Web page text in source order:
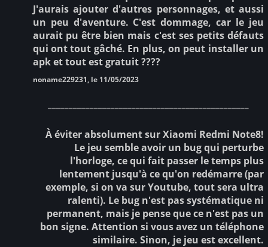
J'aurais ajouter d'autres personnages, et aussi
un peu d'aventure. C'est dommage, car le jeu
aurait pu être bien mais c'est ses petits défauts
qui ont tout gâché. En plus, on peut installer un
apk et tout est gratuit ????
noname229231, le 11/05/2023
À éviter absolument sur Xiaomi Redmi Note8!
Le jeu semble avoir un bug qui perturbe
l'horloge, ce qui fait passer le temps plus
lentement jusqu'à ce qu'on redémarre (par
exemple, si on va sur Youtube, tout sera ultra
ralenti). Le bug n'est pas systématique ni
permanent, mais je pense que ce n'est pas un
bon signe. Attention si vous avez un téléphone
similaire. Sinon, je jeu est excellent.